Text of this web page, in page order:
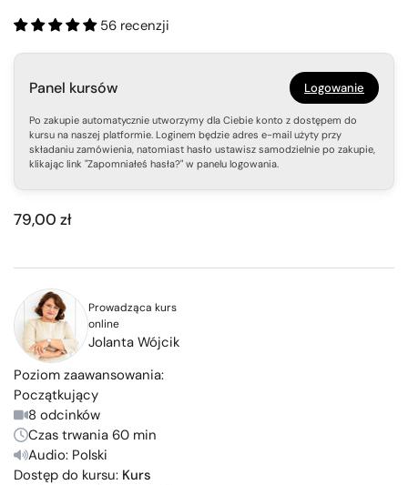
56 recenzji
Panel kursów Logowanie
Po zakupie automatycznie utworzymy dla Ciebie konto z dostępem do
kursu na naszej platformie. Loginem będzie adres e-mail użyty przy
składaniu zamówienia, natomiast hasło ustawisz samodzielnie po zakupie,
klikając link "Zapomniałeś hasła?" w panelu logowania.
79,00 zł
Prowadząca kurs
online
Jolanta Wójcik
Poziom zaawansowania:
Początkujący
8 odcinków
Czas trwania 60 min
Audio: Polski
Dostęp do kursu: Kurs